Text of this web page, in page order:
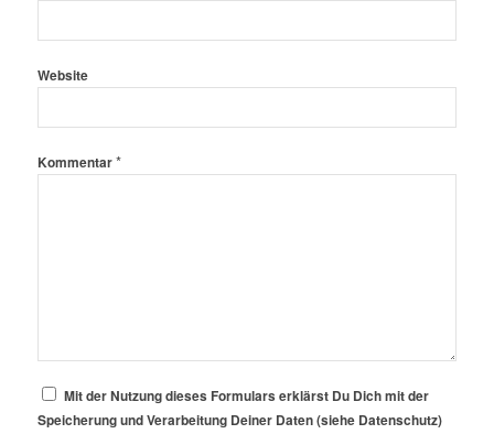
Website
Kommentar*
Mit der Nutzung dieses Formulars erklärst Du Dich mit der
Speicherung und Verarbeitung Deiner Daten (siehe Datenschutz)